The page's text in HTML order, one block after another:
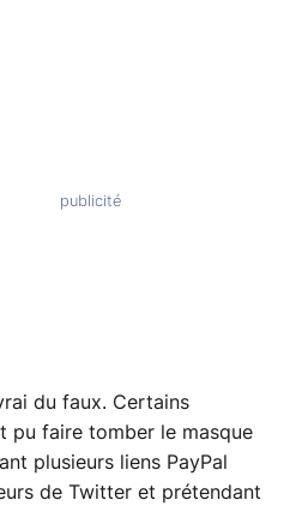
du faux. Certains
pu faire tomber le masque
plusieurs liens PayPal
de Twitter et prétendant